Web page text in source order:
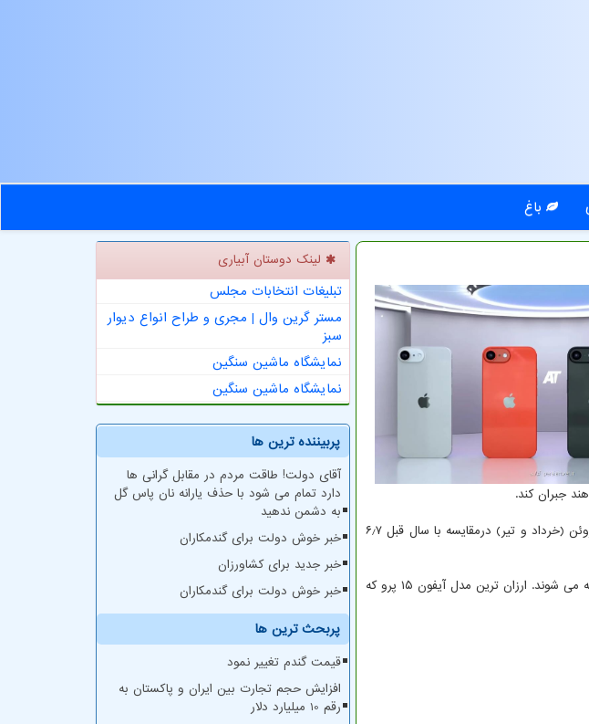
باغ
جبران کند.
شرکت تحقیقاتی بازار Canalys اخیراْ اعلام نمود که فروش گوشی آیفون در چین در سه ماهه ی منتهی به ژوئن (خرداد و تیر) درمقایسه با سال قبل ۶٫۷
برای کاربران هندی کاهش قیمت همیشه خوشایند است؛ اما درمقابل، آیفون ها در هند با قیمت گران عرضه می شوند. ارزان ترین مدل آیفون ۱۵ پرو که
لینک دوستان آبیاری
تبلیغات انتخابات مجلس
مستر گرین وال | مجری و طراح انواع دیوار
سبز
نمایشگاه ماشین سنگین
نمایشگاه ماشین سنگین
پربیننده ترین ها
آقای دولت! طاقت مردم در مقابل گرانی ها
دارد تمام می شود با حذف یارانه نان پاس گل
به دشمن ندهید
خبر خوش دولت برای گندمکاران
خبر جدید برای کشاورزان
خبر خوش دولت برای گندمکاران
پربحث ترین ها
قیمت گندم تغییر نمود
افزایش حجم تجارت بین ایران و پاکستان به
رقم 10 میلیارد دلار